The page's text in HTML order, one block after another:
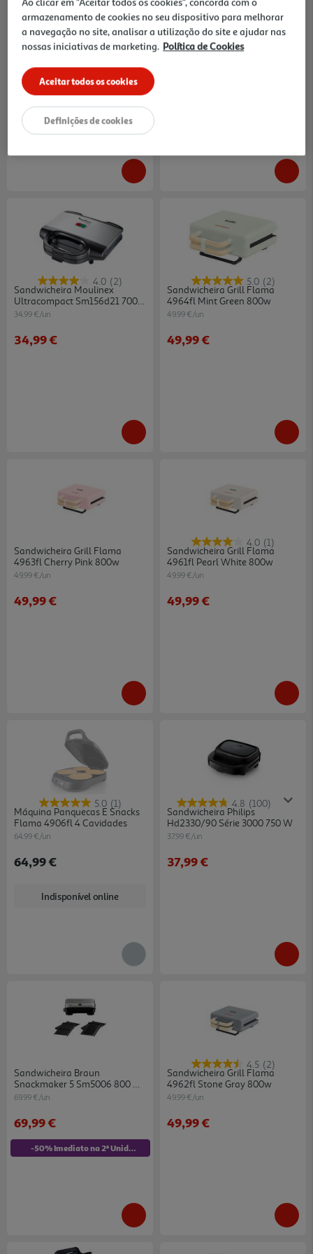
4.5 (4)
Máquina De Panquecas E
Snacks Flama 4902fl 1300w
37.99 €/un
37,99 €
4.0 (1)
Sandwicheira Grill Orbegozo
Gr 2500 800w
30 €/un
4.0 (2)
Sandwicheira Moulinex
Ultracompact Sm156d21 700
W
34.99 €/un
34,99 €
5.0 (2)
Sandwicheira Grill Flama
4964fl Mint Green 800w
49.99 €/un
49,99 €
Sandwicheira Grill Flama
4963fl Cherry Pink 800w
49.99 €/un
49,99 €
4.0 (1)
Sandwicheira Grill Flama
4961fl Pearl White 800w
49.99 €/un
49,99 €
5.0 (1)
Máquina Panquecas E Snacks
Flama 4906fl 4 Cavidades
64.99 €/un
64,99 €
Indisponível online
4.8 (100)
Sandwicheira Philips
Hd2330/90 Série 3000 750 W
37.99 €/un
37,99 €
Sandwicheira Braun
Snackmaker 5 Sm5006 800 W
Waffle E Grill Cinza
69.99 €/un
69,99 €
-50% Imediato na 2ª Unidade
4.5 (2)
Sandwicheira Grill Flama
4962fl Stone Gray 800w
49.99 €/un
49,99 €
armazenamento de cookies no seu dispositivo para melhorar
a navegação no site, analisar a utilização do site e ajudar nas
nossas iniciativas de marketing. Política de Cookies
Aceitar todos os cookies
Definições de cookies